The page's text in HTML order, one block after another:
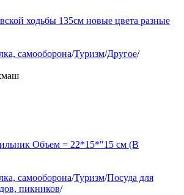
ходьбы 135см новые цвета разные
самооборона/Туризм/Другое/
Объем = 22*15*"15 см (В
самооборона/Туризм/Посуда для
пикников/